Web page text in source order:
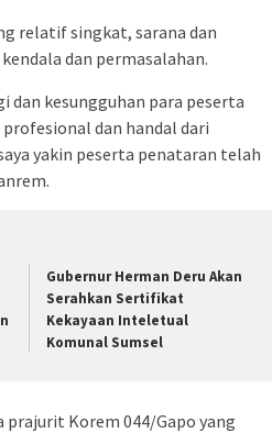
relatif singkat, sarana dan
dan permasalahan.
dan kesungguhan para peserta
dan handal dari
yakin peserta penataran telah
Gubernur Herman Deru Akan
Serahkan Sertifikat
Kekayaan Inteletual
Komunal Sumsel
Korem 044/Gapo yang